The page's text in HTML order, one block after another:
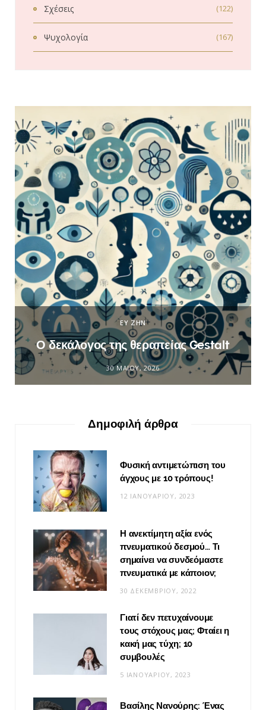
Σχέσεις (122)
Ψυχολογία (167)
ΕΥ ΖΗΝ
Ο δεκάλογος της θεραπείας Gestalt
30 ΜΑΪ́ΟΥ, 2026
Δημοφιλή άρθρα
Φυσική αντιμετώπιση του
άγχους με 10 τρόπους!
12 ΙΑΝΟΥΑΡΊΟΥ, 2023
Η ανεκτίμητη αξία ενός
πνευματικού δεσμού… Τι
σημαίνει να συνδεόμαστε
πνευματικά με κάποιον;
30 ΔΕΚΕΜΒΡΊΟΥ, 2022
Γιατί δεν πετυχαίνουμε
τους στόχους μας; Φταίει η
κακή μας τύχη; 10
συμβουλές
5 ΙΑΝΟΥΑΡΊΟΥ, 2023
Βασίλης Νανούρης: Ένας